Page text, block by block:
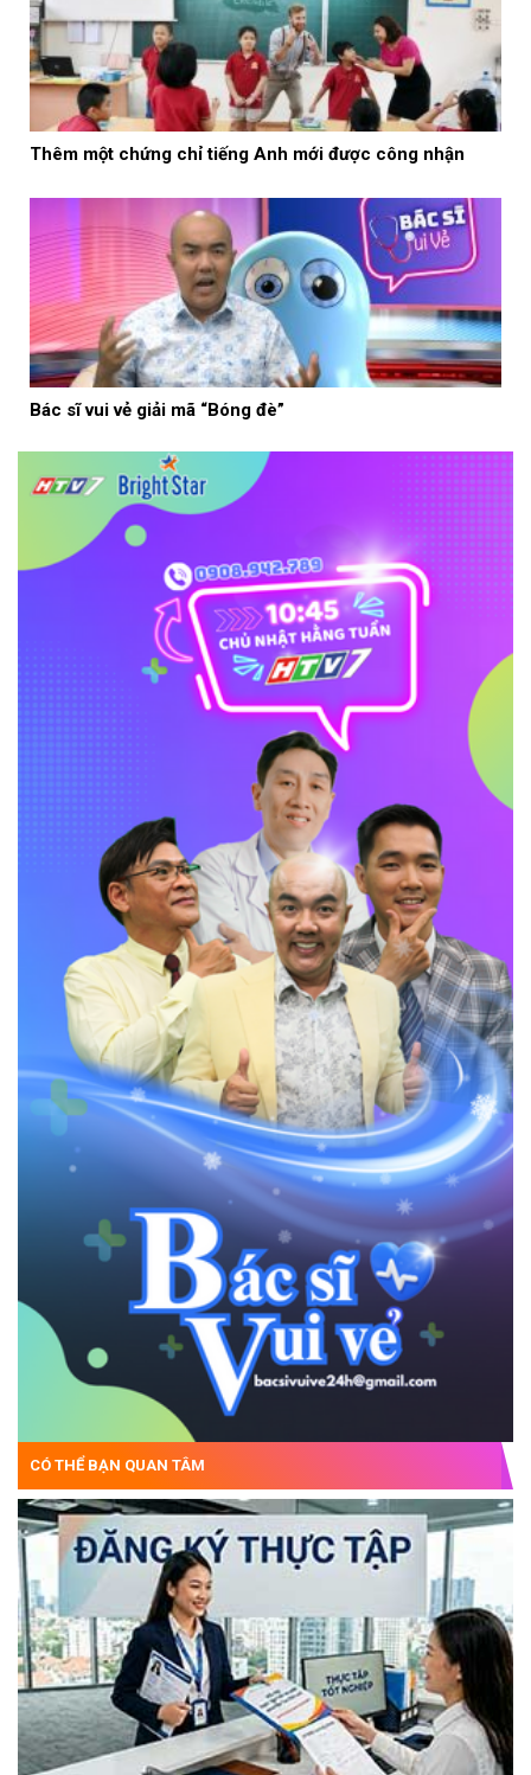
Thêm một chứng chỉ tiếng Anh mới được công nhận
Bác sĩ vui vẻ giải mã “Bóng đè”
CÓ THỂ BẠN QUAN TÂM